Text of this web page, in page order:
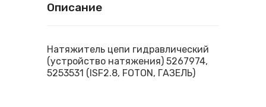
Описание
Натяжитель цепи гидравлический
(устройство натяжения) 5267974,
5253531 (ISF2.8, FOTON, ГАЗЕЛЬ)